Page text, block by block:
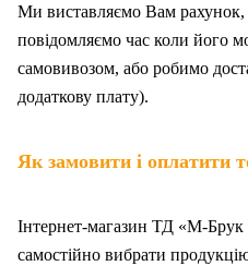
Ми виставляємо Вам рахунок,
повідомляємо час коли його
самовивозом, або робимо
додаткову плату).
Як замовити і оплатити
Інтернет-магазин ТД «М-Брук
самостійно вибрати